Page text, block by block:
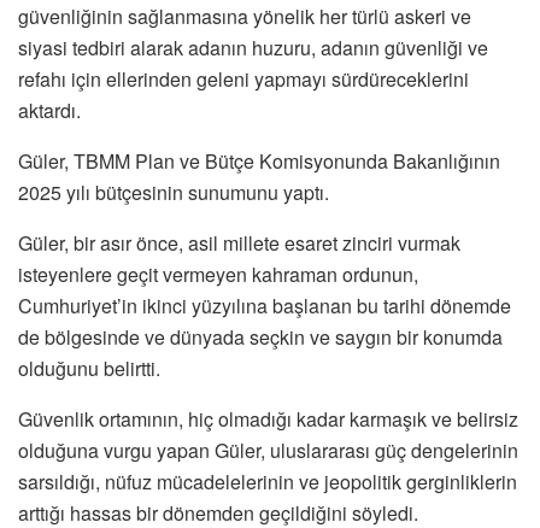
güvenliğinin sağlanmasına yönelik her türlü askeri ve
siyasi tedbiri alarak adanın huzuru, adanın güvenliği ve
refahı için ellerinden geleni yapmayı sürdüreceklerini
aktardı.
Güler, TBMM Plan ve Bütçe Komisyonunda Bakanlığının
2025 yılı bütçesinin sunumunu yaptı.
Güler, bir asır önce, asil millete esaret zinciri vurmak
isteyenlere geçit vermeyen kahraman ordunun,
Cumhuriyet’in ikinci yüzyılına başlanan bu tarihi dönemde
de bölgesinde ve dünyada seçkin ve saygın bir konumda
olduğunu belirtti.
Güvenlik ortamının, hiç olmadığı kadar karmaşık ve belirsiz
olduğuna vurgu yapan Güler, uluslararası güç dengelerinin
sarsıldığı, nüfuz mücadelelerinin ve jeopolitik gerginliklerin
arttığı hassas bir dönemden geçildiğini söyledi.